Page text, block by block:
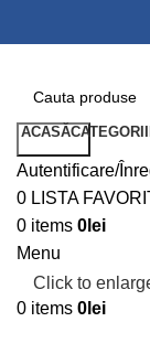
Search
Autentificare/
0 LISTA
0 items 0 lei
Menu
0 items 0 lei
ACASĂCATEGORII
Click to